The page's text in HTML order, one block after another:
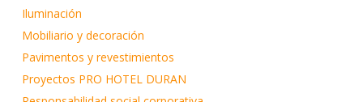
Iluminación
Mobiliario y decoración
Pavimentos y revestimientos
Proyectos PRO HOTEL DURAN